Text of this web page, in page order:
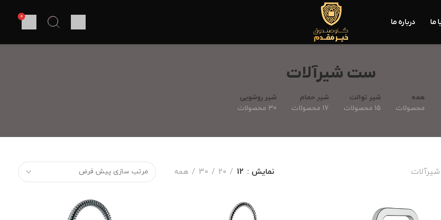
ما درباره ما
0
ست شیرآلات
همه
محصولات
شیر توالت
15 محصولات
شیر حمام
17 محصولات
شیر روشویی
30 محصولات
نمایش 12
20
30 همه